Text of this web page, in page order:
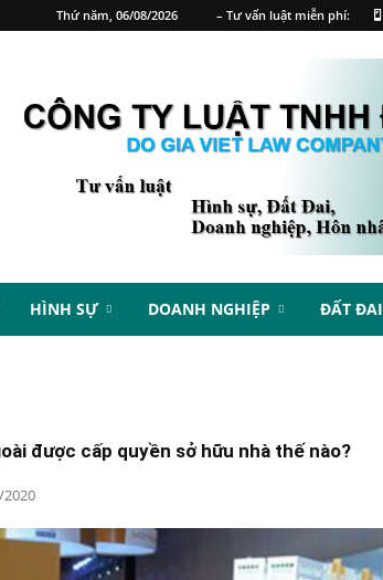
Thứ năm, 06/08/2026 – Tư vấn luật miễn phí:
HÌNH SỰ DOANH NGHIỆP ĐẤT ĐAI
được cấp quyền sở hữu nhà thế nào?